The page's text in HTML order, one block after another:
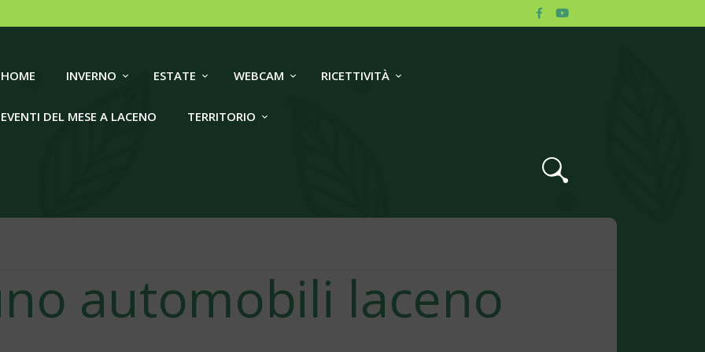
HOME INVERNO ESTATE WEBCAM RICETTIVITÀ
EVENTI DEL MESE A LACENO TERRITORIO
automobili laceno
LACENO TRAVEL
HOME
INVERNO
ESTATE
TERRITORIO